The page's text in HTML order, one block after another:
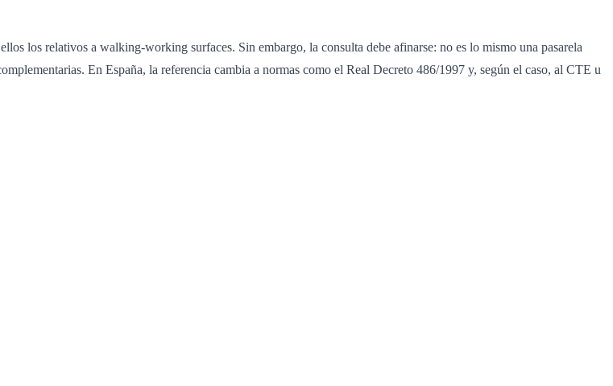
los relativos a walking-working surfaces. Sin embargo, la consulta debe afinarse: no es lo mismo una pasarela
En España, la referencia cambia a normas como el Real Decreto 486/1997 y, según el caso, al CTE u